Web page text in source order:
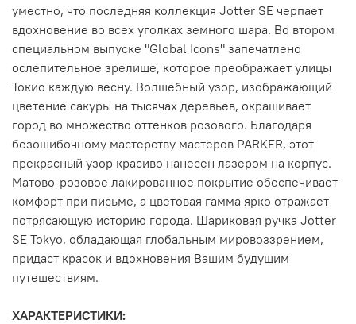
уместно, что последняя коллекция Jotter SE черпает
вдохновение во всех уголках земного шара. Во втором
специальном выпуске "Global Icons" запечатлено
ослепительное зрелище, которое преображает улицы
Токио каждую весну. Волшебный узор, изображающий
цветение сакуры на тысячах деревьев, окрашивает
город во множество оттенков розового. Благодаря
безошибочному мастерству мастеров PARKER, этот
прекрасный узор красиво нанесен лазером на корпус.
Матово-розовое лакированное покрытие обеспечивает
комфорт при письме, а цветовая гамма ярко отражает
потрясающую историю города. Шариковая ручка Jotter
SE Tokyo, обладающая глобальным мировоззрением,
придаст красок и вдохновения Вашим будущим
путешествиям.
ХАРАКТЕРИСТИКИ: